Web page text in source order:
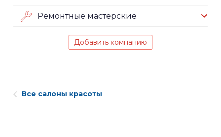
Ремонтные мастерские
Добавить компанию
Все салоны красоты